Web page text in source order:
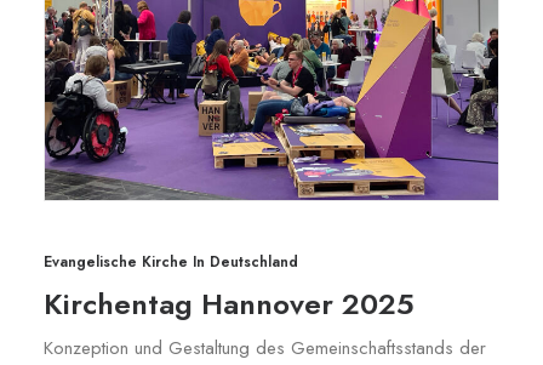
Evangelische Kirche In Deutschland
Kirchentag Hannover 2025
Konzeption und Gestaltung des Gemeinschaftsstands der